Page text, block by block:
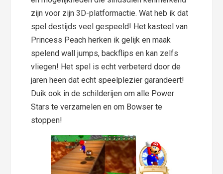
zijn voor zijn 3D-platformactie. Wat heb ik dat
spel destijds veel gespeeld! Het kasteel van
Princess Peach herken ik gelijk en maak
spelend wall jumps, backflips en kan zelfs
vliegen! Het spel is echt verbeterd door de
jaren heen dat echt speelplezier garandeert!
Duik ook in de schilderijen om alle Power
Stars te verzamelen en om Bowser te
stoppen!